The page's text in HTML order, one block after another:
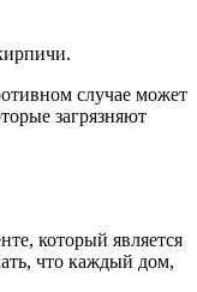
случае может
загрязняют
который является
что каждый дом,